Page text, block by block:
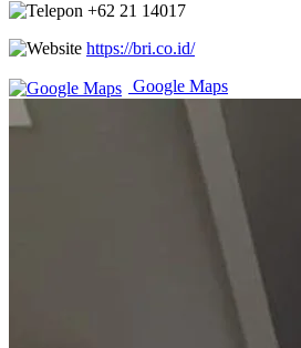
+62 21 14017
https://bri.co.id/
Google Maps